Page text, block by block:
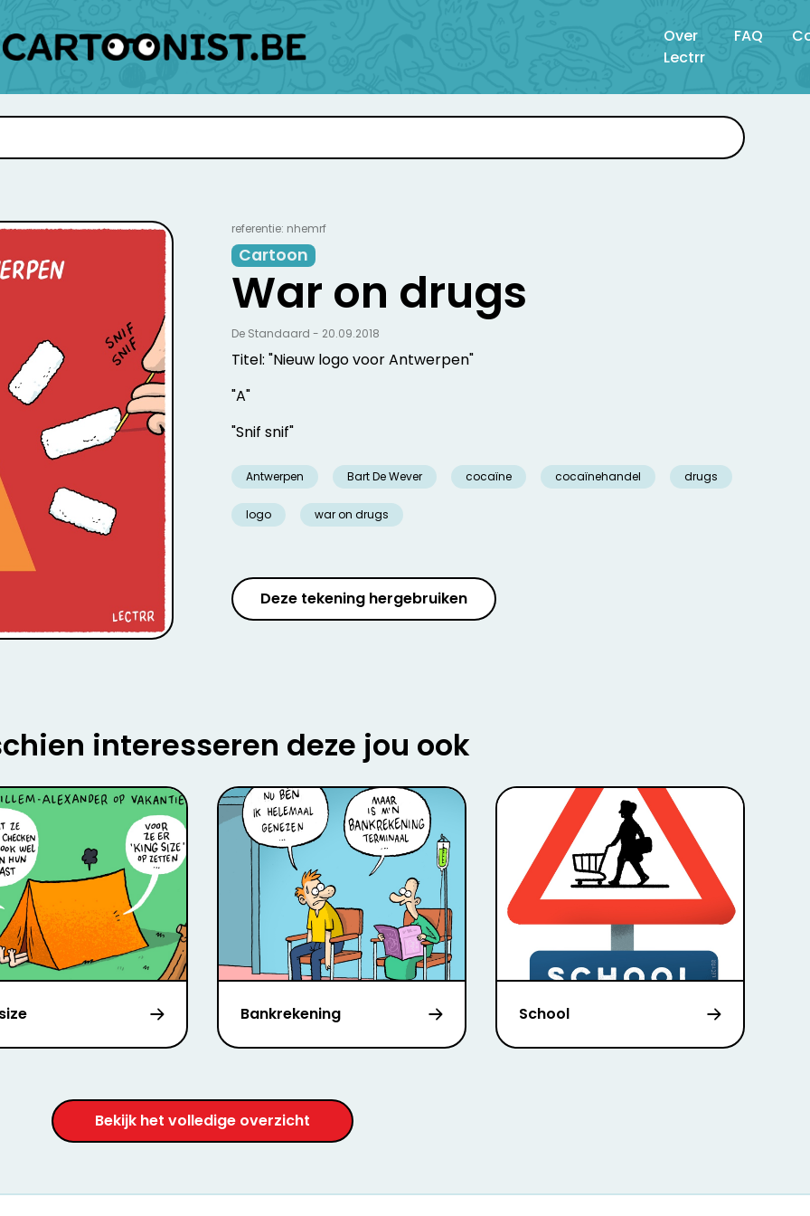
Over
Lectrr
FAQ
referentie: nhemrf
Cartoon
War on drugs
Titel: "Nieuw logo voor Antwerpen"
"A"
"Snif snif"
Antwerpen Bart De Wever cocaïne cocaïnehandel drugs
logo war on drugs
De Standaard - 20.09.2018
Deze tekening hergebruiken
interesseren deze jou ook
Bankrekening School
Bekijk het volledige overzicht